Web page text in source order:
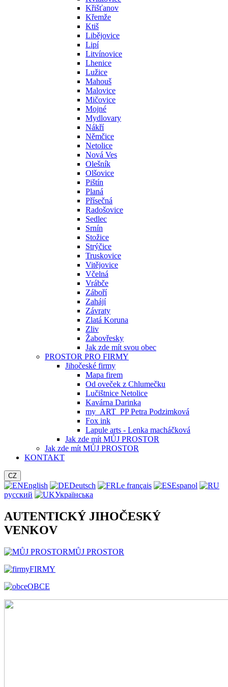
Křišťanov
Křemže
Ktiš
Libějovice
Lipí
Litvínovice
Lhenice
Lužice
Mahouš
Malovice
Mičovice
Mojné
Mydlovary
Nákří
Němčice
Netolice
Nová Ves
Olešník
Olšovice
Pištín
Planá
Přísečná
Radošovice
Sedlec
Srnín
Stožice
Strýčice
Truskovice
Vitějovice
Včelná
Vrábče
Záboří
Zahájí
Závraty
Zlatá Koruna
Zliv
Žabovřesky
Jak zde mít svou obec
PROSTOR PRO FIRMY
Jihočeské firmy
Mapa firem
Od oveček z Chlumečku
Lučištnice Netolice
Kavárna Darinka
my_ART_PP Petra Podzimková
Fox ink
Lapule arts - Lenka macháčková
Jak zde mít MŮJ PROSTOR
Jak zde mít MŮJ PROSTOR
KONTAKT
CZ
English Deutsch Le français
Espanol
русский
Українська
AUTENTICKÝ JIHOČESKÝ
VENKOV
MŮJ PROSTOR
FIRMY
OBCE